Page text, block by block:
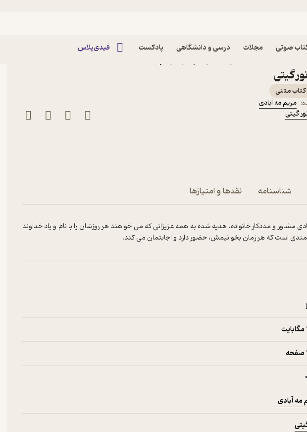
صوتی مجلات درسی و دانشگاهی پادکست فیدی‌پلاس
گیتی
کتاب متنی
: مریم مه آبادی
گیتی
شناسنامه نقدها و امتیازها
مشاور و مددکار خانواده، هدیه شده به همه عزیزانی که می خواهند هر روزشان را با نام و یاد خداوند
است که هر زمان بخوانیمش، حضور دارد و اجابتمان می کند.
مه آبادی